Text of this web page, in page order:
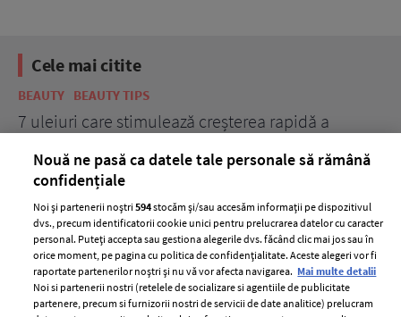
Cele mai citite
BEAUTY BEAUTY TIPS
7 uleiuri care stimulează creșterea rapidă a
Nouă ne pasă ca datele tale personale să rămână
confidențiale
Noi și partenerii noștri594stocăm și/sau accesăm informații pe dispozitivul
dvs., precum identificatorii cookie unici pentru prelucrarea datelor cu caracter
personal. Puteți accepta sau gestiona alegerile dvs. făcând clic mai jos sau în
orice moment, pe pagina cu politica de confidențialitate. Aceste alegeri vor fi
raportate partenerilor noștri și nu vă vor afecta navigarea. Mai multe detalii
Noi si partenerii nostri (retelele de socializare si agentiile de publicitate
partenere, precum si furnizorii nostri de servicii de date analitice) prelucram